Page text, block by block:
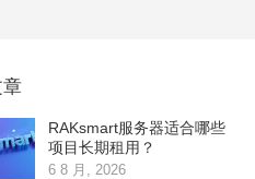
RAKsmart服务器适合哪些
项目长期租用？
6 8 月, 2026